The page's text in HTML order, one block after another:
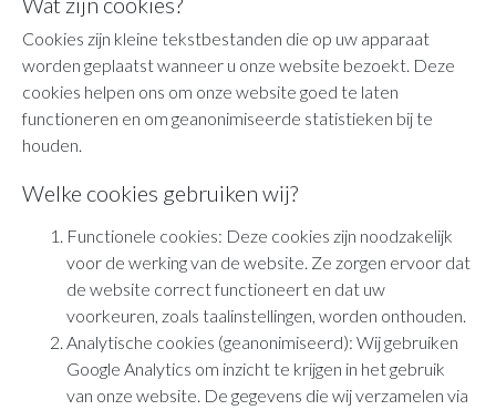
Cookies zijn kleine tekstbestanden die op uw apparaat
worden geplaatst wanneer u onze website bezoekt. Deze
cookies helpen ons om onze website goed te laten
functioneren en om geanonimiseerde statistieken bij te
houden.
Welke cookies gebruiken wij?
Functionele cookies: Deze cookies zijn noodzakelijk
voor de werking van de website. Ze zorgen ervoor dat
de website correct functioneert en dat uw
voorkeuren, zoals taalinstellingen, worden onthouden.
Analytische cookies (geanonimiseerd): Wij gebruiken
Google Analytics om inzicht te krijgen in het gebruik
van onze website. De gegevens die wij verzamelen via